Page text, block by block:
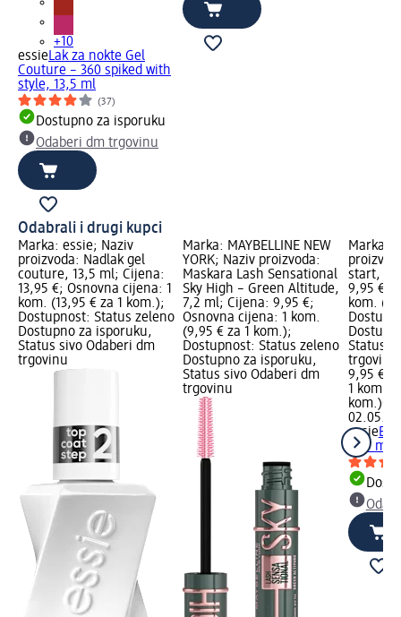
+10
essieLak za nokte Gel
Couture – 360 spiked with
style, 13,5 ml
(37)
Dostupno za isporuku
Odaberi dm trgovinu
Odabrali i drugi kupci
Marka: essie; Naziv
proizvoda: Nadlak gel
couture, 13,5 ml; Cijena:
13,95 €; Osnovna cijena: 1
kom. (13,95 € za 1 kom.);
Dostupnost: Status zeleno
Dostupno za isporuku,
Status sivo Odaberi dm
trgovinu
Marka: MAYBELLINE NEW
YORK; Naziv proizvoda:
Maskara Lash Sensational
Sky High – Green Altitude,
7,2 ml; Cijena: 9,95 €;
Osnovna cijena: 1 kom.
(9,95 € za 1 kom.);
Dostupnost: Status zeleno
Dostupno za isporuku,
Status sivo Odaberi dm
trgovinu
Marka:
start,
9,95 €;
kom.
Status
trgovinu
9,95 €
1 kom.
kom.)
essie
13,5 ml